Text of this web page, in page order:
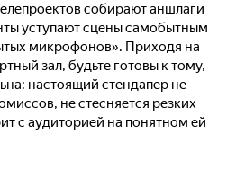
собирают аншлаги
уступают сцены самобытным
микрофонов». Приходя на
зал, будьте готовы к тому,
настоящий стендапер не
не стесняется резких
с аудиторией на понятном ей